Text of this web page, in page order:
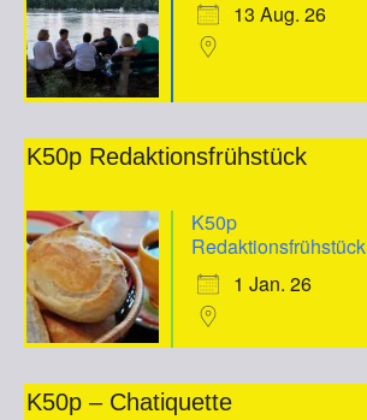
13 Aug. 26
K50p Redaktionsfrühstück
K50p
Redaktionsfrühstück
1 Jan. 26
K50p – Chatiquette